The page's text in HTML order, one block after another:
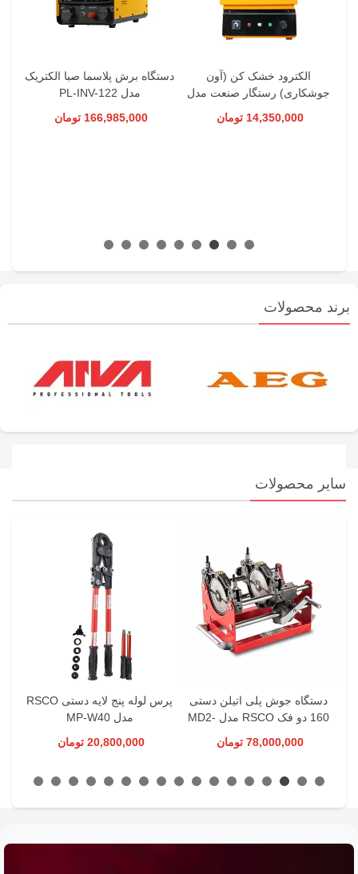
الکترود خشک کن (آون
جوشکاری) رستگار صنعت مدل
14,350,000 تومان
دستگاه برش پلاسما صبا الکتریک
مدل PL-INV-122
166,985,000 تومان
برند محصولات
سایر محصولات
دستگاه جوش پلی اتیلن دستی
160 دو فک RSCO مدل MD2-
78,000,000 تومان
پرس لوله پنج لایه دستی RSCO
مدل MP-W40
20,800,000 تومان